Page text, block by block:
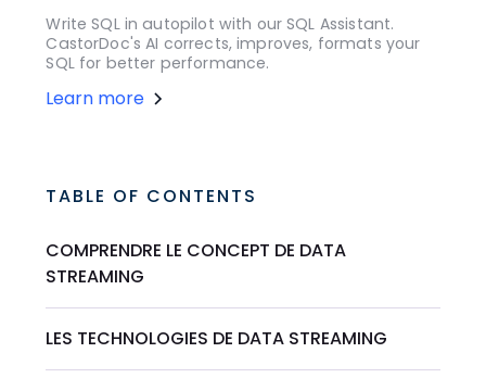
Write SQL in autopilot with our SQL Assistant.
CastorDoc's AI corrects, improves, formats your
SQL for better performance.
Learn more
TABLE OF CONTENTS
COMPRENDRE LE CONCEPT DE DATA
STREAMING
LES TECHNOLOGIES DE DATA STREAMING